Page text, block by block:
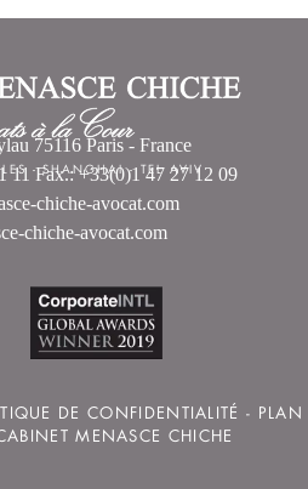
-SHANGHAI- TEL AVIV
75116 Paris - France
11 Fax.: +33(0)1 47 27 12 09
chiche-avocat.com
chiche-avocat.com
DE CONFIDENTIALITÉ - PLAN
MENASCE CHICHE